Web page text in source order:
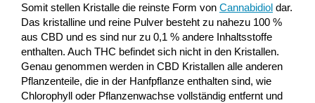
Somit stellen Kristalle die reinste Form von Cannabidioldar.
Das kristalline und reine Pulver besteht zu nahezu 100 %
aus CBD und es sind nur zu 0,1 % andere Inhaltsstoffe
enthalten. Auch THC befindet sich nicht in den Kristallen.
Genau genommen werden in CBD Kristallen alle anderen
Pflanzenteile, die in der Hanfpflanze enthalten sind, wie
Chlorophyll oder Pflanzenwachse vollständig entfernt und